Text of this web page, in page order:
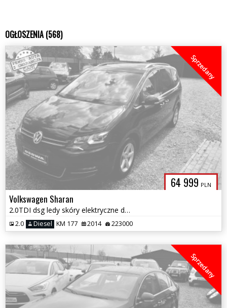
OGŁOSZENIA (568)
64 999 PLN
Sprzedany
Volkswagen Sharan
2.0TDI dsg ledy skóry elektryczne drzwi 7 osobowy pełen serwis 1.r.gwa
2.0 Diesel KM 177 2014 223000
Sprzedany